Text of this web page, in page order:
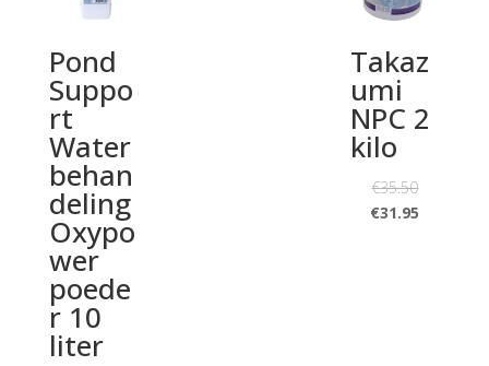
Pond
Suppo
rt
Water
behan
deling
Oxypo
wer
poede
r 10
liter
Takaz
umi
NPC 2
kilo
€35.50
€31.95